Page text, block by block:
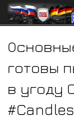
готовы
в угоду